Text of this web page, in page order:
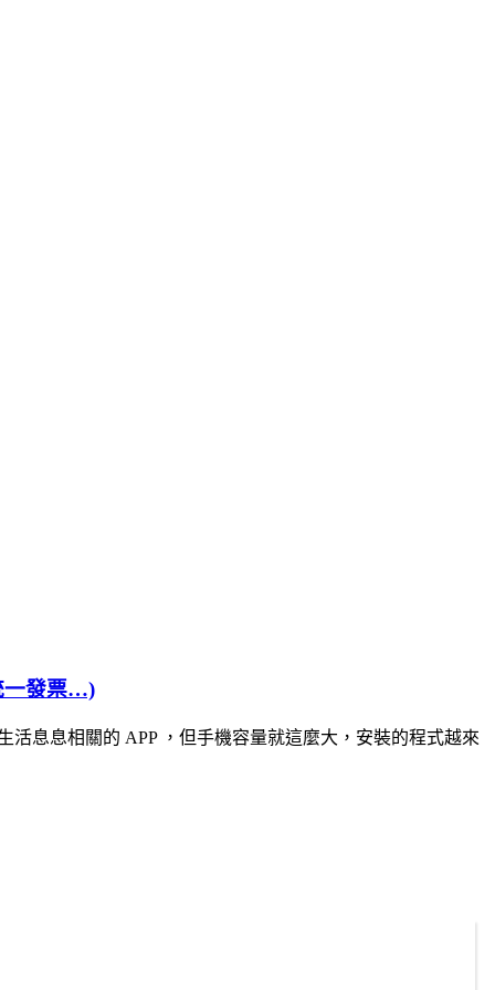
一發票…)
息息相關的 APP ，但手機容量就這麼大，安裝的程式越來